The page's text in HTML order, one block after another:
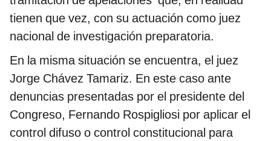
tienen que vez, con su actuación como juez
nacional de investigación preparatoria.
En la misma situación se encuentra, el juez
Jorge Chávez Tamariz. En este caso ante
denuncias presentadas por el presidente del
Congreso, Fernando Rospigliosi por aplicar el
control difuso o control constitucional para